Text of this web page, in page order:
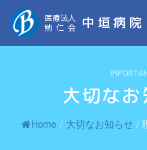
医療法人
勉仁会 中垣病院
大切な
Home / 大切なお知らせ /